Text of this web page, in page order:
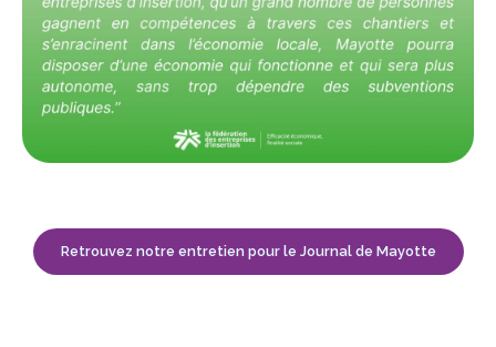
Retrouvez notre entretien pour le Journal de Mayotte